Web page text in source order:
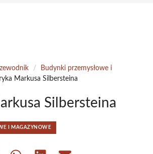
/
Budynki przemysłowe i
Markusa Silbersteina
Silbersteina
I MAGAZYNOWE